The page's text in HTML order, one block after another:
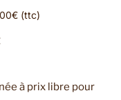
(ttc)
à prix libre pour